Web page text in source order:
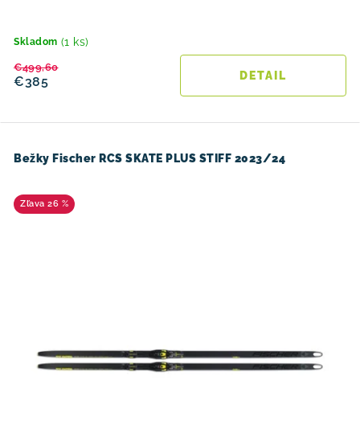
Skladom (1 ks)
€385
€499,60
DETAIL
Bežky Fischer RCS SKATE PLUS STIFF 2023/24
26 %